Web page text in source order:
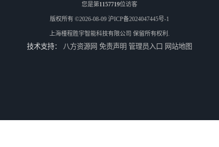
您是第1157719位访客
版权所有 ©2026-08-09 沪ICP备2024047445号-1
上海槿程胜宇智能科技有限公司 保留所有权利.
技术支持： 八方资源网 免责声明 管理员入口 网站地图